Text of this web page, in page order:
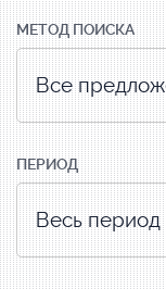
МЕТОД ПОИСКА
ПЕРИОД